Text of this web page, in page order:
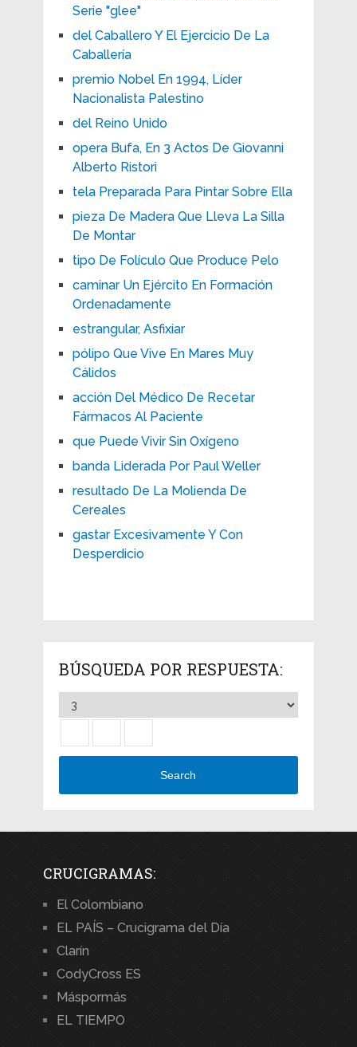
Serie "glee"
del Caballero Y El Ejercicio De La
Caballería
premio Nobel En 1994, Líder
Nacionalista Palestino
del Reino Unido
opera Bufa, En 3 Actos De Giovanni
Alberto Ristori
tela Preparada Para Pintar Sobre Ella
pieza De Madera Que Lleva La Silla
De Montar
tipo De Folículo Que Produce Pelo
caminar Un Ejército En Formación
Ordenadamente
estrangular, Asfixiar
pólipo Que Vive En Mares Muy
Cálidos
acción Del Médico De Recetar
Fármacos Al Paciente
que Puede Vivir Sin Oxígeno
banda Liderada Por Paul Weller
resultado De La Molienda De
Cereales
gastar Excesivamente Y Con
Desperdicio
BÚSQUEDA POR RESPUESTA:
Search
CRUCIGRAMAS:
El Colombiano
EL PAÍS – Crucigrama del Día
Clarín
CodyCross ES
Máspormás
EL TIEMPO